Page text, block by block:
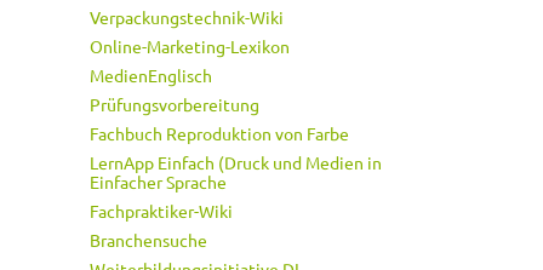
Verpackungstechnik-Wiki
Online-Marketing-Lexikon
MedienEnglisch
Prüfungsvorbereitung
Fachbuch Reproduktion von Farbe
LernApp Einfach (Druck und Medien in
Einfacher Sprache
Fachpraktiker-Wiki
Branchensuche